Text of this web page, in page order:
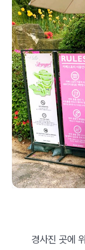
경사진 곳에